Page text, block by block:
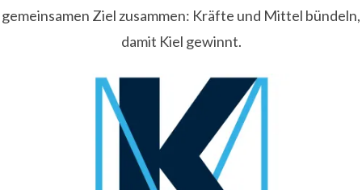
gemeinsamen Ziel zusammen: Kräfte und Mittel bündeln,
damit Kiel gewinnt.